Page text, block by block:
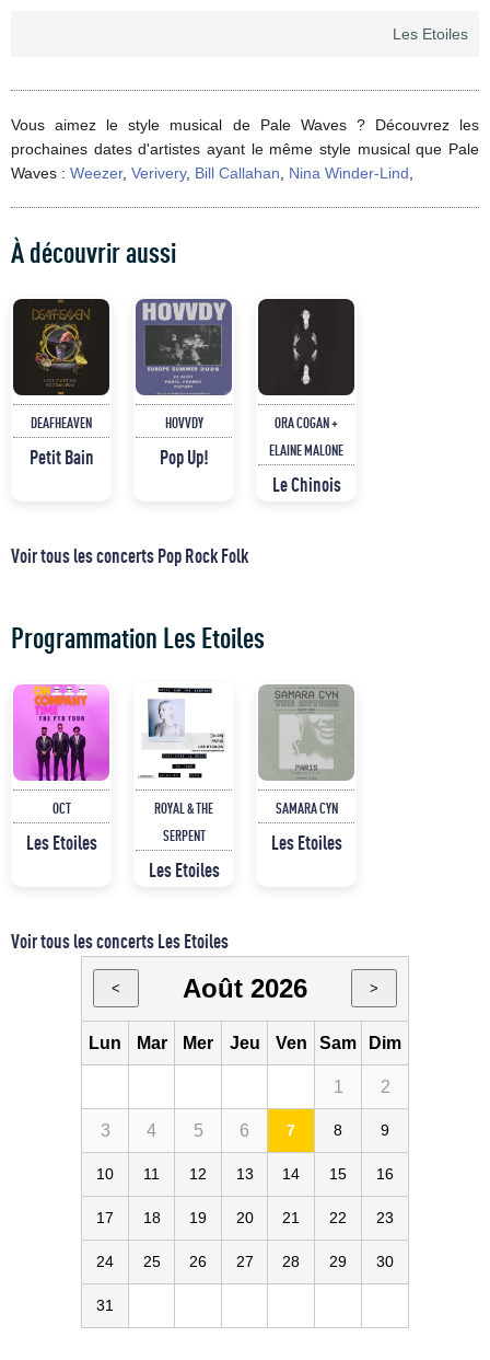
Les Etoiles
Vous aimez le style musical de Pale Waves ? Découvrez les
prochaines dates d'artistes ayant le même style musical que Pale
Waves : Weezer, Verivery, Bill Callahan Nina Winder-Lind
À découvrir aussi
DEAFHEAVEN
Petit Bain
HOVVDY
Pop Up!
ORA COGAN +
ELAINE MALONE
Le Chinois
Voir tous les concerts Pop Rock Folk
Programmation Les Etoiles
OCT
Les Etoiles
ROYAL & THE
SERPENT
Les Etoiles
SAMARA CYN
Les Etoiles
Voir tous les concerts Les Etoiles
< Août 2026 >
Lun Mar Mer Jeu Ven Sam Dim
1 2
3 4 5 6 7 8 9
10 11 12 13 14 15 16
17 18 19 20 21 22 23
24 25 26 27 28 29 30
31